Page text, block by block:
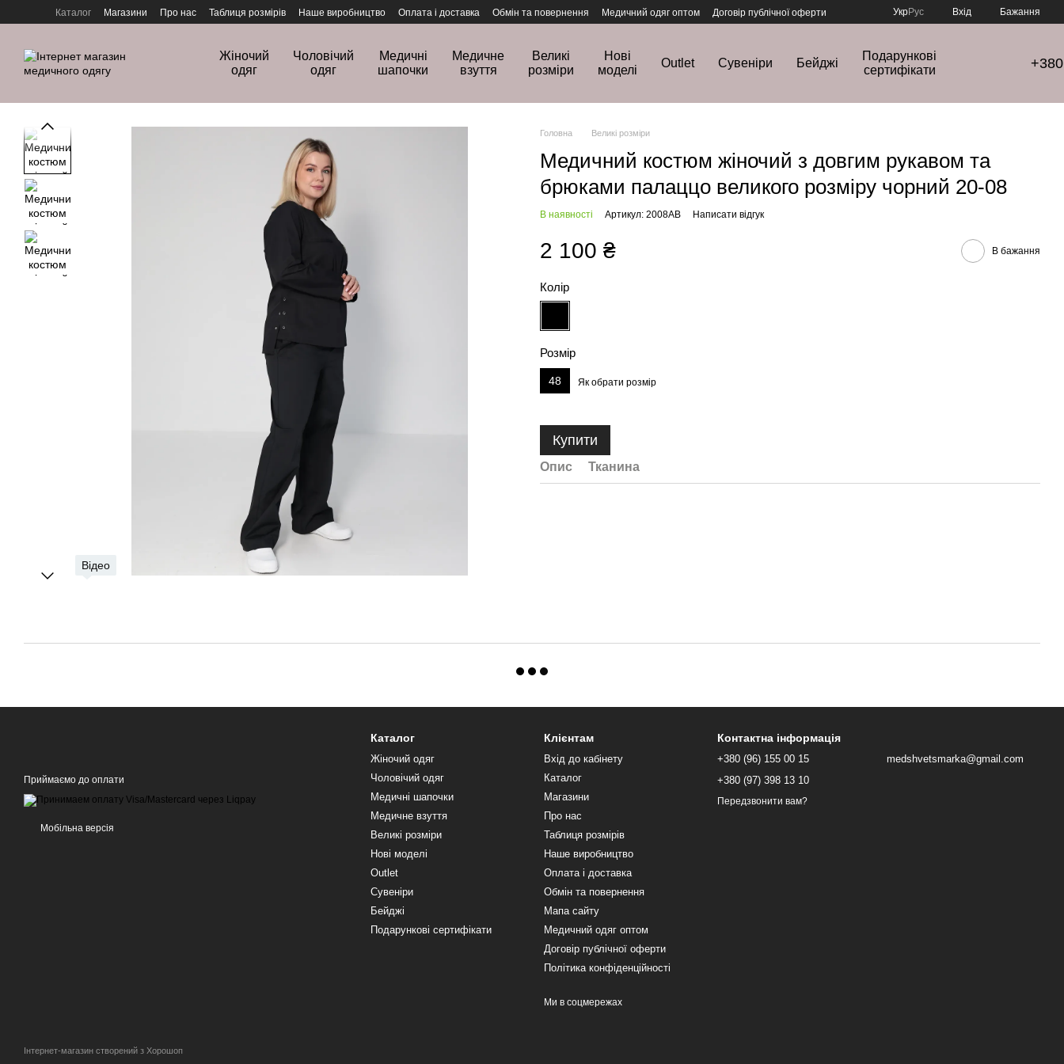
Перейти до основного контенту
Каталог Магазини Про нас Таблиця розмірів Наше виробництво Оплата і доставка Обмін та повернення Медичний одяг оптом
Договір публічної оферти
УкрРус Вхід Бажання
Жіночий
одяг
Чоловічий
одяг
Медичні
шапочки
Медичне
взуття
Великі
розміри
Нові
моделі
Outlet Сувеніри Бейджі
Подарункові
сертифікати
Відео
Головна Великі розміри
Медичний костюм жіночий з довгим рукавом та
брюками палаццо великого розміру чорний 20-08
В наявності Артикул: 2008AB Написати відгук
2 100 ₴ В бажання
Колір
Розмір
48 Як обрати розмір
Купити
Опис Тканина
Приймаємо до оплати
Мобільна версія
Інтернет-магазин створений з Хорошоп
Каталог
Жіночий одяг
Чоловічий одяг
Медичні шапочки
Медичне взуття
Великі розміри
Нові моделі
Outlet
Сувеніри
Бейджі
Подарункові сертифікати
Клієнтам
Вхід до кабінету
Каталог
Магазини
Про нас
Таблиця розмірів
Наше виробництво
Оплата і доставка
Обмін та повернення
Мапа сайту
Медичний одяг оптом
Договір публічної оферти
Політика конфіденційності
Ми в соцмережах
Контактна інформація
+380 (96) 155 00 15
+380 (97) 398 13 10
Передзвонити вам?
medshvetsmarka@gmail.com